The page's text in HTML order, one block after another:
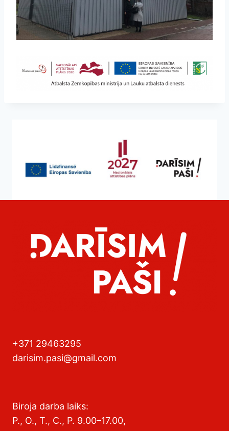
+371 29463295
darisim.pasi@gmail.com
Biroja darba laiks:
P., O., T., C., P. 9.00–17.00,